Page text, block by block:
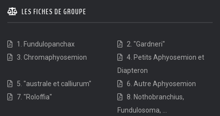
LES FICHES DE GROUPE
1. Fundulopanchax
2. "Gardneri"
3. Chromaphyosemion
4. Petits Aphyosemion et
Diapteron
5. "australe et calliurum"
6. Autre Aphyosemion
7. "Roloffia"
8. Nothobranchius,
Fundulosoma, ...